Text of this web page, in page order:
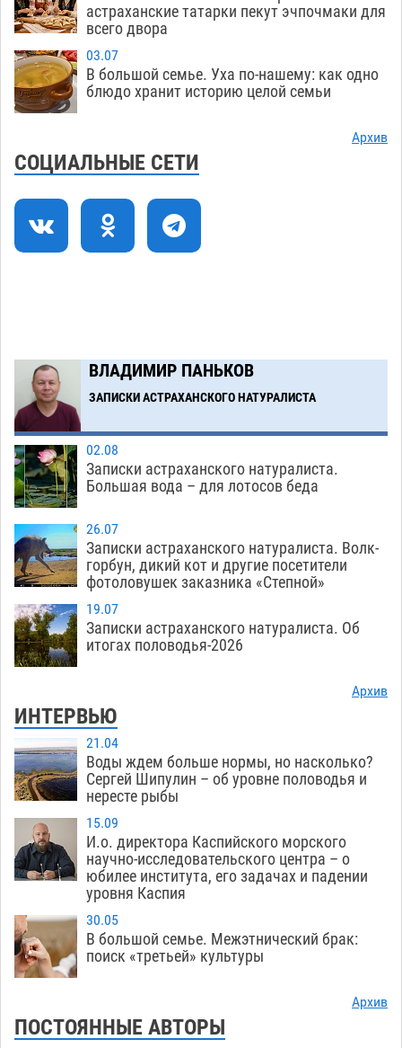
стартовали на Всероссийской Спартакиаде
12:16
В астраханском селе невестка изрешетила
машину свекрови
06.08
нелегалов прямым рейсом из Шереметьево
11:08 Как астраханцы назвали своих детей в июле
Загрузить еще
астраханские татарки пекут эчпочмаки для
всего двора
03.07
В большой семье. Уха по-нашему: как одно
блюдо хранит историю целой семьи
Архив
СОЦИАЛЬНЫЕ СЕТИ
ВЛАДИМИР ПАНЬКОВ
ЗАПИСКИ АСТРАХАНСКОГО НАТУРАЛИСТА
02.08
Записки астраханского натуралиста.
Большая вода – для лотосов беда
26.07
Записки астраханского натуралиста. Волк-
горбун, дикий кот и другие посетители
фотоловушек заказника «Степной»
19.07
Записки астраханского натуралиста. Об
итогах половодья-2026
Архив
ИНТЕРВЬЮ
21.04
Воды ждем больше нормы, но насколько?
Сергей Шипулин – об уровне половодья и
нересте рыбы
15.09
И.о. директора Каспийского морского
научно-исследовательского центра – о
юбилее института, его задачах и падении
уровня Каспия
30.05
В большой семье. Межэтнический брак:
поиск «третьей» культуры
Архив
ПОСТОЯННЫЕ АВТОРЫ